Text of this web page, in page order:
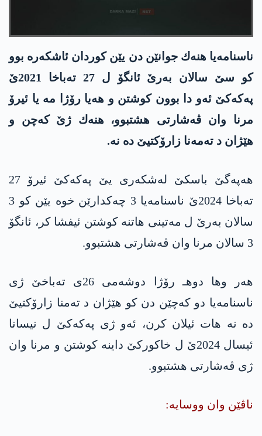
ناسنامه‌یا هنه‌ك جوانێن دن یێن كوردان ئاشكه‌ره‌ بوو
كو سێ سالان به‌رێ ئانگۆ ل 27 ته‌باخا 2021ێ
په‌كه‌كێ ئه‌و دا بوون كوشتن و هه‌یا رۆژا مه‌ یا ئیرۆ
مرنا وان ڤه‌شارتی هشتبوو، هنه‌ك ژێ كه‌چن و
هێژان د ته‌مه‌نا زارۆكتیێ ده‌ نه‌.
هه‌په‌گێ باسكێ له‌شكه‌ری یێ په‌كه‌كێ ئیرۆ 27
ته‌باخا 2024ێ ناسنامه‌یا 3 چه‌كدارێن خوه‌ یێن كو 3
سالان به‌رێ ل مه‌تینی هاتنه‌ كوشتن ئیفشا كر، ئانگۆ
3 سالان مرنا وان ڤه‌شارتی هشتبوو.
هه‌ر وها دوهـ رۆژا دوشه‌می 26ی ته‌باخێ ژی
ناسنامه‌یا دو كه‌چێن دن كو هێژان د ته‌منا زارۆكتیێ
ده‌ نه‌ هات ئیلان كرن، ئه‌و ژی په‌كه‌كێ ل نیسانا
ئیسال 2024ێ ل خاكوركێ داینه‌ كوشتن و مرنا وان
ژی ڤه‌شارتی هشتبوو.
ناڤێن وان ووسایه‌: